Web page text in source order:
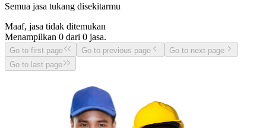
Semua jasa tukang disekitarmu
Maaf, jasa tidak ditemukan
Menampilkan 0 dari 0 jasa.
Go to first page Go to previous page
Go to next page
Go to last page